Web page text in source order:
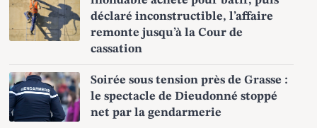
déclaré inconstructible, l’affaire
remonte jusqu’à la Cour de
cassation
Soirée sous tension près de Grasse :
le spectacle de Dieudonné stoppé
net par la gendarmerie